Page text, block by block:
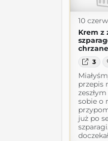
10
Krem z
3
przepis
sobie o
już po